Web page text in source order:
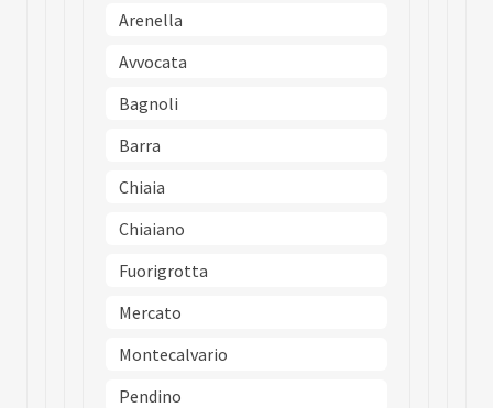
Arenella
Avvocata
Bagnoli
Barra
Chiaia
Chiaiano
Fuorigrotta
Mercato
Montecalvario
Pendino